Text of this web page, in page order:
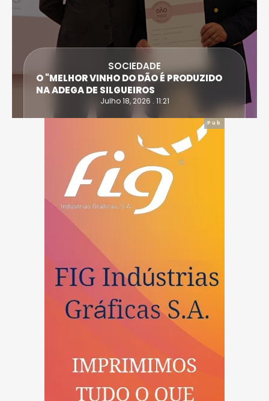
SOCIEDADE
ANTÓNIO SARAIVA E CARLA DIAS SÃO AS
VÍTIMAS DO ACIDENTE EM CASTRO DAIRE
Julho 14, 2026 . 15:30
Pub